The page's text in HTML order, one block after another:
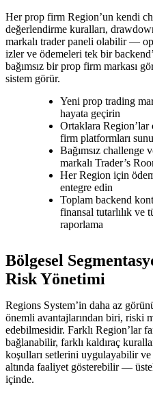
Her prop firm Region’un kendi
değerlendirme kuralları,
markalı trader paneli olabilir —
izler ve ödemeleri tek bir
bağımsız bir prop firm markası
sistem görür.
Yeni prop trading
hayata geçirin
Ortaklara
firm platformları
Bağımsız challenge
markalı Trader’s
Her Region için
entegre edin
Toplam backend
finansal tutarlılık ve
raporlama
Bölgesel
Risk Yönetimi
Regions System’in daha az
önemli avantajlarından biri, riski
edebilmesidir. Farklı Region’lar
bağlanabilir, farklı kaldıraç
koşulları setlerini uygulayabilir ve
altında faaliyet gösterebilir —
içinde.